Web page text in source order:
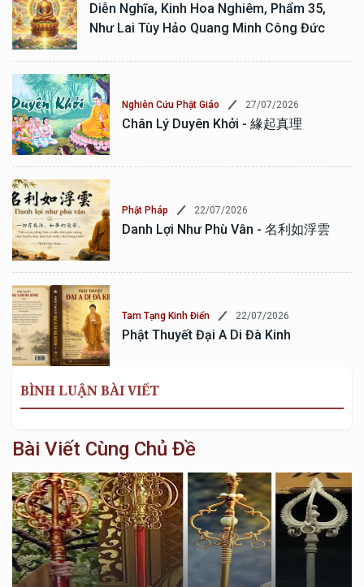
Diễn Nghĩa, Kinh Hoa Nghiêm, Phẩm 35,
Như Lai Tùy Hảo Quang Minh Công Đức
Nghiên Cứu Phật Giáo 27/07/2026
Chân Lý Duyên Khởi - 緣起真理
Phật Pháp 22/07/2026
Danh Lợi Như Phù Vân - 名利如浮雲
Tam Tạng Kinh Điển 22/07/2026
Phật Thuyết Đại A Di Đà Kinh
BÌNH LUẬN BÀI VIẾT
Bài Viết Cùng Chủ Đề